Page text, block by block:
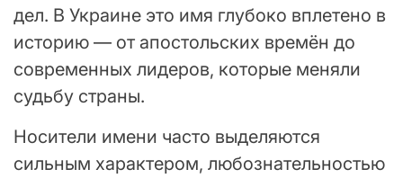
дел. В Украине это имя глубоко вплетено в
историю — от апостольских времён до
современных лидеров, которые меняли
судьбу страны.
Носители имени часто выделяются
сильным характером, любознательностью